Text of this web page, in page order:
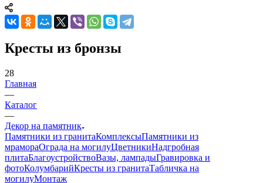
Кресты из бронзы
28
Главная
—
Каталог
—
Декор на памятник
Памятники из гранитаКомплексыПамятники из
мрамораОграда на могилуЦветникиНадгробная
плитаБлагоустройствоВазы, лампадыГравировка и
фотоКолумбарийКресты из гранитаТабличка на
могилуМонтаж